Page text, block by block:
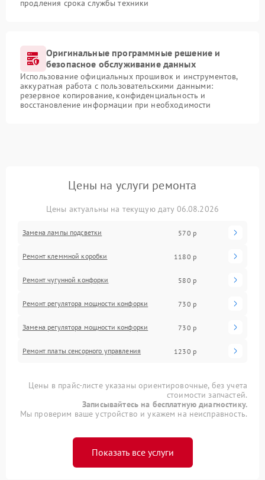
продления срока службы техники
Оригинальные программные решение и
безопасное обслуживание данных
Использование официальных прошивок и инструментов,
аккуратная работа с пользовательскими данными:
резервное копирование, конфиденциальность и
восстановление информации при необходимости
Цены на услуги ремонта
Цены актуальны на текущую дату 06.08.2026
Замена лампы подсветки 570 р
Ремонт клеммной коробки 1180 р
Ремонт чугунной конфорки 580 р
Ремонт регулятора мощности конфорки 730 р
Замена регулятора мощности конфорки 730 р
Ремонт платы сенсорного управления 1230 р
Цены в прайс-листе указаны ориентировочные, без учета
стоимости запчастей.
Записывайтесь на бесплатную диагностику.
Мы проверим ваше устройство и укажем на неисправность.
Показать все услуги